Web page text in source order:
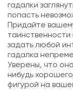
гадалки
попасть
Придайте
задать любой
гадалка
Уверены, что
нибудь
фигурой на